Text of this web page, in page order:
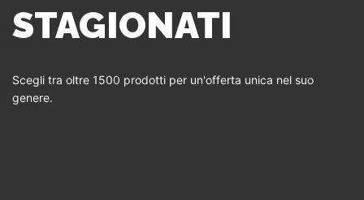
STAGIONATI
Scegli tra oltre 1500 prodotti per un'offerta unica nel suo
genere.